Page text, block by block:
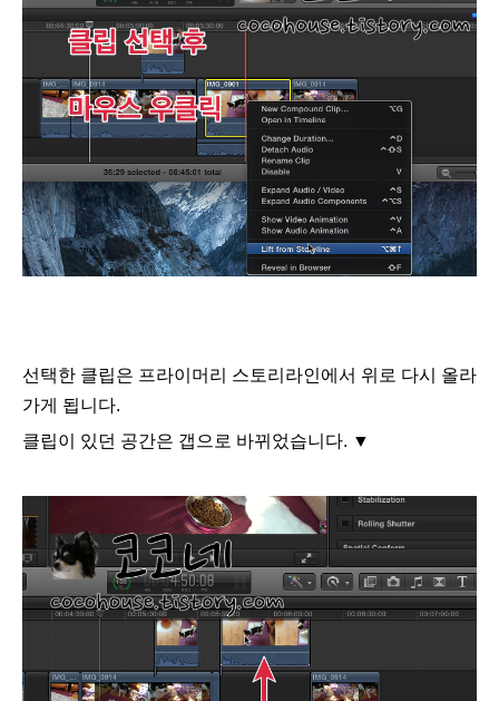
선택한 클립은 프라이머리 스토리라인에서 위로 다시 올라
가게 됩니다.
클립이 있던 공간은 갭으로 바뀌었습니다. ▼